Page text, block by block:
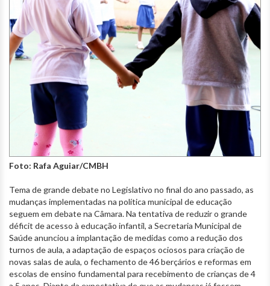
Foto: Rafa Aguiar/CMBH
Tema de grande debate no Legislativo no final do ano passado, as
mudanças implementadas na política municipal de educação
seguem em debate na Câmara. Na tentativa de reduzir o grande
déficit de acesso à educação infantil, a Secretaria Municipal de
Saúde anunciou a implantação de medidas como a redução dos
turnos de aula, a adaptação de espaços ociosos para criação de
novas salas de aula, o fechamento de 46 berçários e reformas em
escolas de ensino fundamental para recebimento de crianças de 4